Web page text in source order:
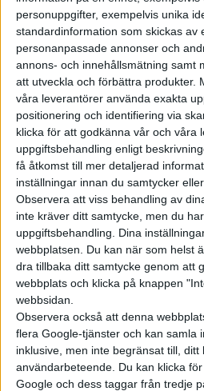
personuppgifter, exempelvis unika
standardinformation som skickas av
personanpassade annonser och
annons- och innehållsmätning samt
att utveckla och förbättra produkter.
våra leverantörer använda exakta
positionering och identifiering via
klicka för att godkänna vår och våra
uppgiftsbehandling enligt
få åtkomst till mer detaljerad
inställningar innan du samtycker
Observera att viss behandling av
inte kräver ditt samtycke, men du
uppgiftsbehandling. Dina
webbplatsen. Du kan när som helst
dra tillbaka ditt samtycke genom att
webbplats och klicka på knappen
webbsidan.
Observera också att denna
flera Google-tjänster och kan samla
inklusive, men inte begränsat till, ditt
användarbeteende. Du kan klicka
Google och dess taggar från tredje
effekt på 130 kW för att fylla
på en halvtimme. Då vid optimala
uppnå det förvärms batteriet på
anges i bilens navigering.
Utöver det har Countryman SE
Charge för att starta laddningen
som stödjer det. Vilka
däremot inte.